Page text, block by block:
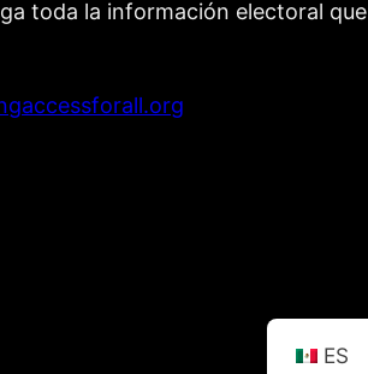
toda la información electoral que
ES